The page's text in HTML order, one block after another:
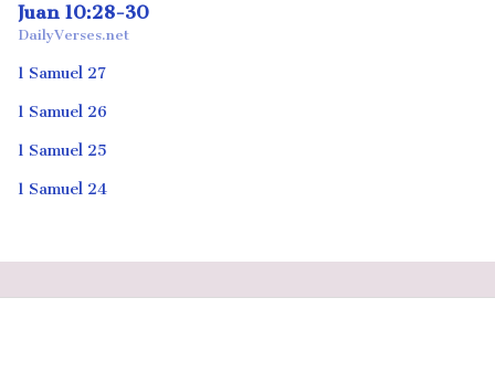
Juan 10:28-30
DailyVerses.net
1 Samuel 27
1 Samuel 26
1 Samuel 25
1 Samuel 24